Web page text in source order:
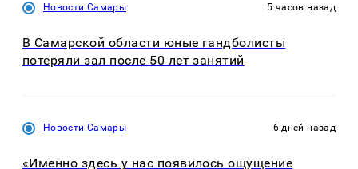
Новости Самары 5 часов назад
В Самарской области юные гандболисты
потеряли зал после 50 лет занятий
Новости Самары 6 дней назад
«Именно здесь у нас появилось ощущение